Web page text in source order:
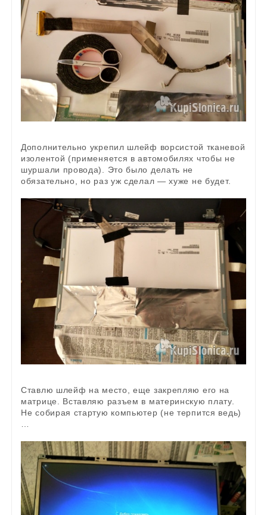
Дополнительно укрепил шлейф ворсистой тканевой
изолентой (применяется в автомобилях чтобы не
шуршали провода). Это было делать не
обязательно, но раз уж сделал — хуже не будет.
Ставлю шлейф на место, еще закрепляю его на
матрице. Вставляю разъем в материнскую плату.
Не собирая стартую компьютер (не терпится ведь)